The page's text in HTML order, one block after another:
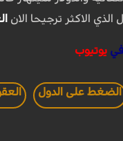
الذي الاكثر ترجيحا الان
يوتيوب
الضغط على الدول